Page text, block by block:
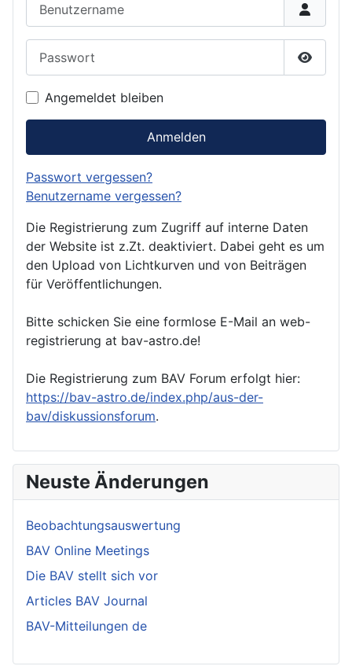
Angemeldet bleiben
Anmelden
Passwort vergessen?
Benutzername vergessen?
Die Registrierung zum Zugriff auf interne Daten
der Website ist z.Zt. deaktiviert. Dabei geht es um
den Upload von Lichtkurven und von Beiträgen
für Veröffentlichungen.
Bitte schicken Sie eine formlose E-Mail an web-
registrierung at bav-astro.de!
Die Registrierung zum BAV Forum erfolgt hier:
https://bav-astro.de/index.php/aus-der-
bav/diskussionsforum.
Neuste Änderungen
Beobachtungsauswertung
BAV Online Meetings
Die BAV stellt sich vor
Articles BAV Journal
BAV-Mitteilungen de